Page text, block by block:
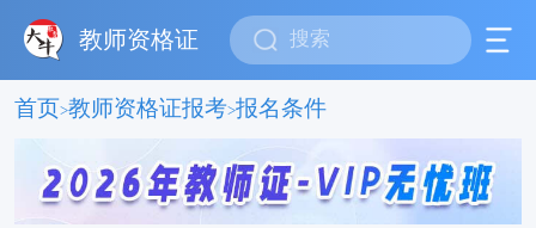
教师资格证
首页>教师资格证报考>报名条件